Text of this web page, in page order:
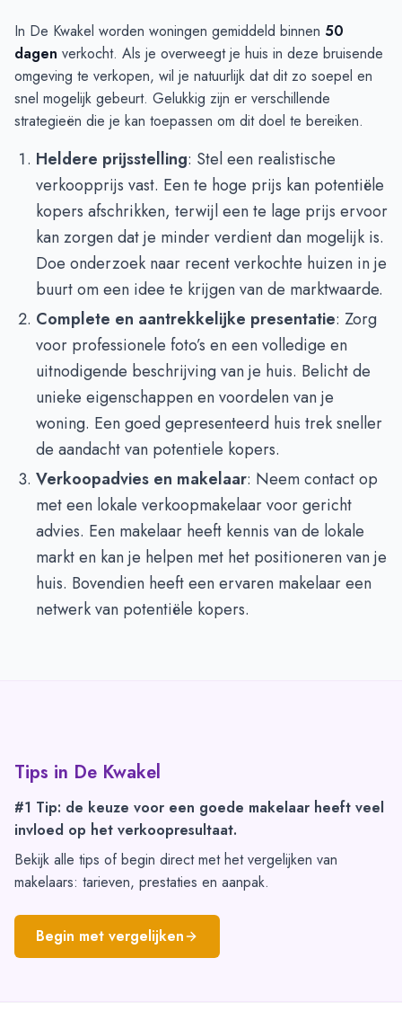
In De Kwakel worden woningen gemiddeld binnen 50
dagen verkocht. Als je overweegt je huis in deze bruisende
omgeving te verkopen, wil je natuurlijk dat dit zo soepel en
snel mogelijk gebeurt. Gelukkig zijn er verschillende
strategieën die je kan toepassen om dit doel te bereiken.
Heldere prijsstelling: Stel een realistische
verkoopprijs vast. Een te hoge prijs kan potentiële
kopers afschrikken, terwijl een te lage prijs ervoor
kan zorgen dat je minder verdient dan mogelijk is.
Doe onderzoek naar recent verkochte huizen in je
buurt om een idee te krijgen van de marktwaarde.
Complete en aantrekkelijke presentatie: Zorg
voor professionele foto’s en een volledige en
uitnodigende beschrijving van je huis. Belicht de
unieke eigenschappen en voordelen van je
woning. Een goed gepresenteerd huis trek sneller
de aandacht van potentiele kopers.
Verkoopadvies en makelaar: Neem contact op
met een lokale verkoopmakelaar voor gericht
advies. Een makelaar heeft kennis van de lokale
markt en kan je helpen met het positioneren van je
huis. Bovendien heeft een ervaren makelaar een
netwerk van potentiële kopers.
Tips in De Kwakel
#1 Tip: de keuze voor een goede makelaar heeft veel
invloed op het verkoopresultaat.
Bekijk alle tips of begin direct met het vergelijken van
makelaars: tarieven, prestaties en aanpak.
Begin met vergelijken